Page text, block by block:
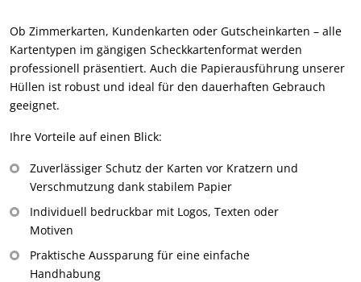
Ob Zimmerkarten, Kundenkarten oder Gutscheinkarten – alle
Kartentypen im gängigen Scheckkartenformat werden
professionell präsentiert. Auch die Papierausführung unserer
Hüllen ist robust und ideal für den dauerhaften Gebrauch
geeignet.
Ihre Vorteile auf einen Blick:
Zuverlässiger Schutz der Karten vor Kratzern und
Verschmutzung dank stabilem Papier
Individuell bedruckbar mit Logos, Texten oder
Motiven
Praktische Aussparung für eine einfache
Handhabung